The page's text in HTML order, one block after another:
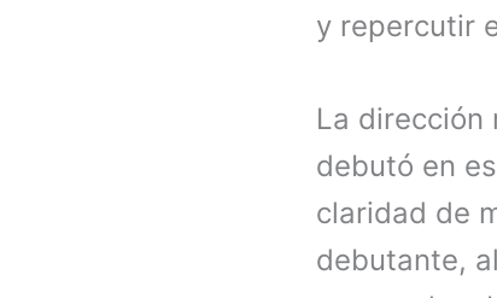
y repercutir
La dirección
debutó en
claridad de
debutante,